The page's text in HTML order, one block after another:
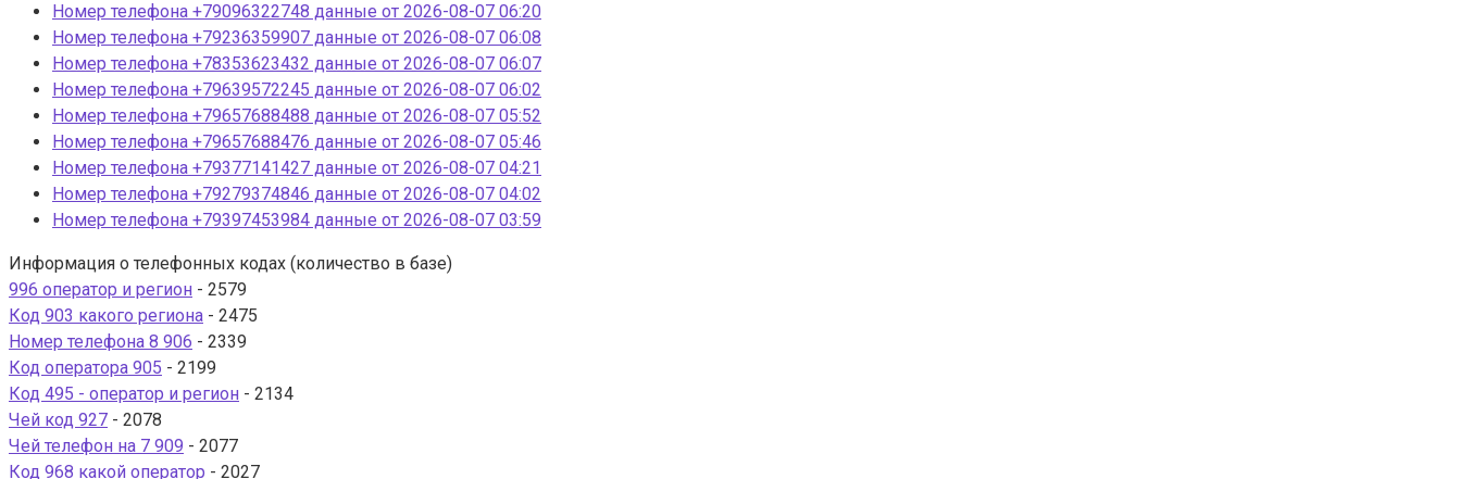
Номер телефона +79096322748 данные от 2026-08-07 06:20
Номер телефона +79236359907 данные от 2026-08-07 06:08
Номер телефона +78353623432 данные от 2026-08-07 06:07
Номер телефона +79639572245 данные от 2026-08-07 06:02
Номер телефона +79657688488 данные от 2026-08-07 05:52
Номер телефона +79657688476 данные от 2026-08-07 05:46
Номер телефона +79377141427 данные от 2026-08-07 04:21
Номер телефона +79279374846 данные от 2026-08-07 04:02
Номер телефона +79397453984 данные от 2026-08-07 03:59
Информация о телефонных кодах (количество в базе)
996 оператор и регион - 2579
Код 903 какого региона - 2475
Номер телефона 8 906 - 2339
Код оператора 905 - 2199
Код 495 - оператор и регион - 2134
Чей код 927 - 2078
Чей телефон на 7 909 - 2077
Код 968 какой оператор - 2027